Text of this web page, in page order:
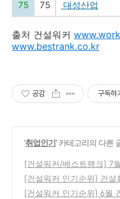
75
75 대성산업
출처 건설워커
www.bestrank.co.kr
공감 구독하
'취업인기' 카테고리의 다른
[건설워커/베스트랭크] 7
설/엔지니어링/건축설계/
[건설워커 인기순위] 건설
기사
(0)
[건설워커 인기순위] 6월